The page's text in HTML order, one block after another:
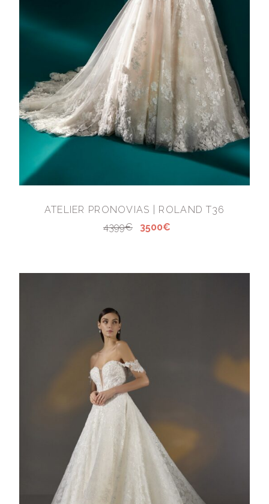
ATELIER PRONOVIAS | ROLAND T36
4399€
3500€